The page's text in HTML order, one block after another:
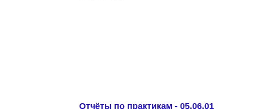
Отчёты по практикам - 05.06.01